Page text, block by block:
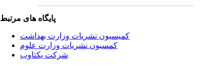
پایگاه های مرتبط
کمیسیون نشریات وزارت بهداشت
کمسیون نشریات وزارت علوم
شرکت یکتاوب